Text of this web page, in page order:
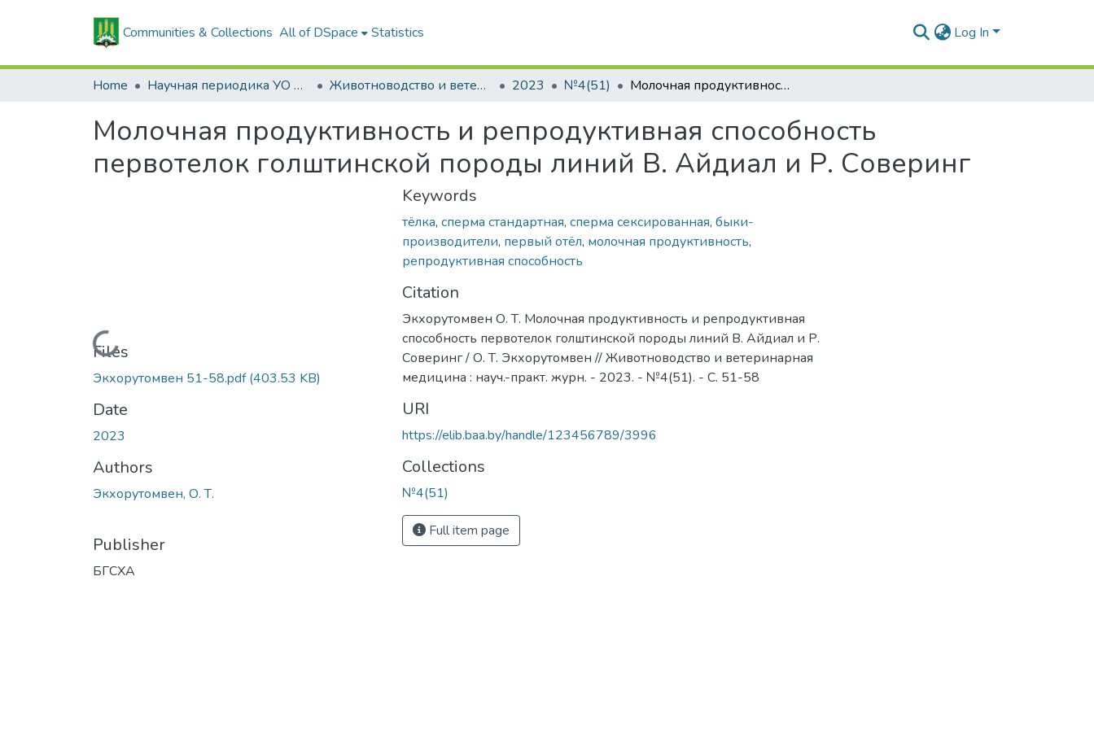
Communities & Collections All of DSpace Statistics Log In
Home Научная периодика УО БГСХА Животноводство и ветеринарная медицина: научно-практический журнал 2023 №4(51) Молочная продуктивность и репродуктивная способность первотелок голштинской породы линий В. Айдиал и Р. Соверинг
Молочная продуктивность и репродуктивная способность
первотелок голштинской породы линий В. Айдиал и Р. Соверинг
Loading...
Files
Экхорутомвен 51-58.pdf(403.53 KB)
Date
2023
Authors
Экхорутомвен, О. Т.
Publisher
БГСХА
Keywords
тёлка, сперма стандартная, сперма сексированная, быки-
производители, первый отёл, молочная продуктивность,
репродуктивная способность
Citation
Экхорутомвен О. Т. Молочная продуктивность и репродуктивная
способность первотелок голштинской породы линий В. Айдиал и Р.
Соверинг / О. Т. Экхорутомвен // Животноводство и ветеринарная
медицина : науч.-практ. журн. - 2023. - №4(51). - С. 51-58
URI
https://elib.baa.by/handle/123456789/3996
Collections
№4(51)
Full item page